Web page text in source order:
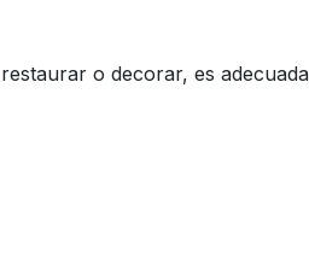
o decorar, es